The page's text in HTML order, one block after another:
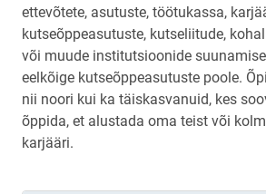
ettevõtete, asutuste, töötukassa,
kutseõppeasutuste, kutseliitude,
või muude institutsioonide
eelkõige kutseõppeasutuste poole.
nii noori kui ka täiskasvanuid, kes
õppida, et alustada oma teist või
karjääri.